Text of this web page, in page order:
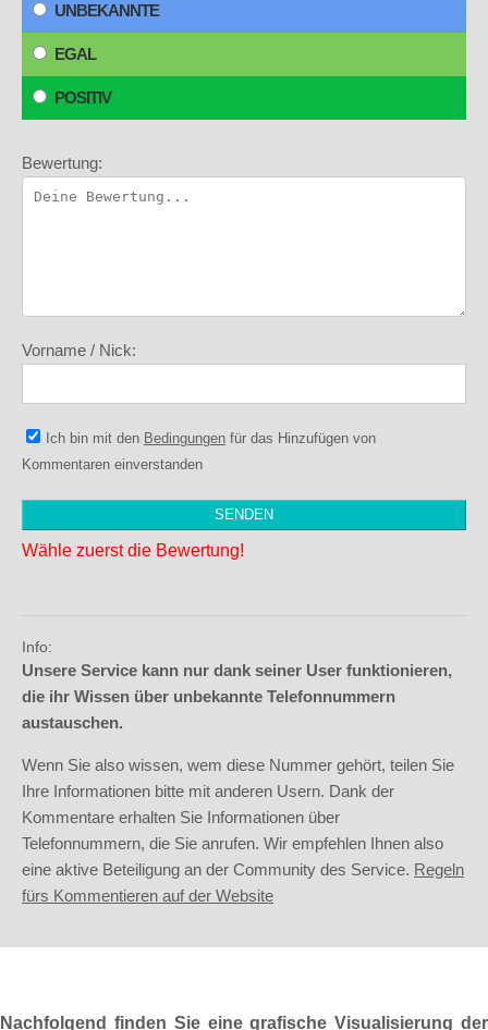
UNBEKANNTE
EGAL
POSITIV
Bewertung:
Vorname / Nick:
Ich bin mit den Bedingungen für das Hinzufügen von
Kommentaren einverstanden
Wähle zuerst die Bewertung!
Info:
Unsere Service kann nur dank seiner User funktionieren,
die ihr Wissen über unbekannte Telefonnummern
austauschen.
Wenn Sie also wissen, wem diese Nummer gehört, teilen Sie
Ihre Informationen bitte mit anderen Usern. Dank der
Kommentare erhalten Sie Informationen über
Telefonnummern, die Sie anrufen. Wir empfehlen Ihnen also
eine aktive Beteiligung an der Community des Service. Regeln
fürs Kommentieren auf der Website
Nachfolgend finden Sie eine grafische Visualisierung der